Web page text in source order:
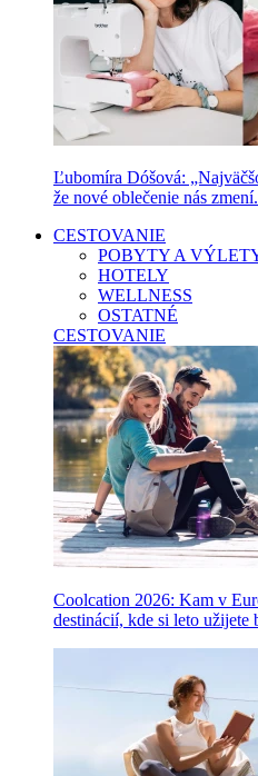
Ľubomíra Dóšová:
že nové oblečenie nás
CESTOVANIE
POBYTY A
HOTELY
WELLNESS
OSTATNÉ
CESTOVANIE
Coolcation 2026: Kam v
destinácií, kde si leto užijete